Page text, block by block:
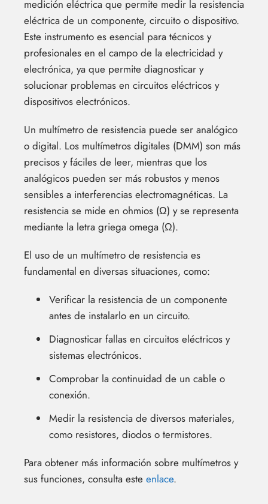
medición eléctrica que permite medir la resistencia
eléctrica de un componente, circuito o dispositivo.
Este instrumento es esencial para técnicos y
profesionales en el campo de la electricidad y
electrónica, ya que permite diagnosticar y
solucionar problemas en circuitos eléctricos y
dispositivos electrónicos.
Un multímetro de resistencia puede ser analógico
o digital. Los multímetros digitales (DMM) son más
precisos y fáciles de leer, mientras que los
analógicos pueden ser más robustos y menos
sensibles a interferencias electromagnéticas. La
resistencia se mide en ohmios (Ω) y se representa
mediante la letra griega omega (Ω).
El uso de un multímetro de resistencia es
fundamental en diversas situaciones, como:
Verificar la resistencia de un componente
antes de instalarlo en un circuito.
Diagnosticar fallas en circuitos eléctricos y
sistemas electrónicos.
Comprobar la continuidad de un cable o
conexión.
Medir la resistencia de diversos materiales,
como resistores, diodos o termistores.
Para obtener más información sobre multímetros y
sus funciones, consulta este enlace.